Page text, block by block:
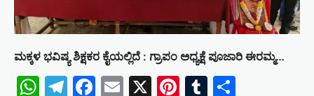
ಮಕ್ಕಳ ಭವಿಷ್ಯ ಶಿಕ್ಷಕರ ಕೈಯಲ್ಲಿದೆ : ಗ್ರಾಪಂ ಅಧ್ಯಕ್ಷೆ ಪೂಜಾರಿ ಈರಮ್ಮ…
WhatsApp
Telegram
Facebook
Email
X Pinterest
Tumblr